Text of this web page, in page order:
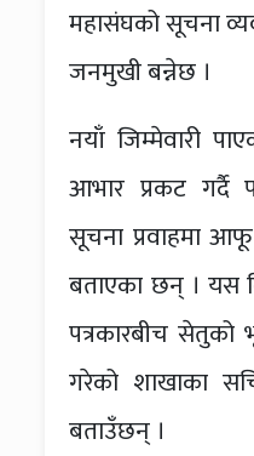
महासंघको सूचना
जनमुखी बन्नेछ ।
नयाँ जिम्मेवारी
आभार प्रकट गर्दै
सूचना प्रवाहमा
बताएका छन् । यस
पत्रकारबीच सेतुको
गरेको शाखाका
बताउँछन् ।